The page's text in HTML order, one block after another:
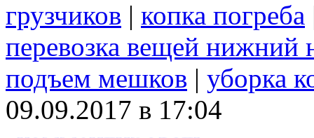
грузчиков | копка погреба
перевозка вещей нижний
подъем мешков | уборка
09.09.2017 в 17:04